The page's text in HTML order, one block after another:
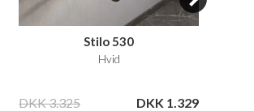
Stilo 530
Hvid
DKK 3.325 DKK 1.329